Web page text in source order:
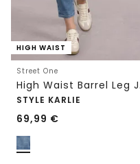
HIGH WAIST
Street One
High
STYLE KARLIE
69,99 €